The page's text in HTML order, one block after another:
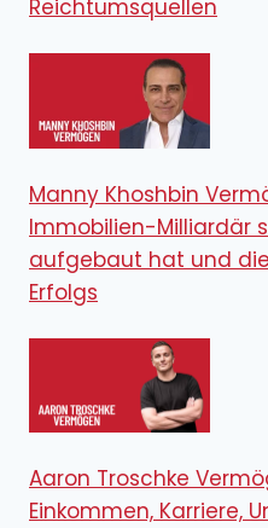
Reichtumsquellen
Manny Khoshbin
Immobilien-Milliardär
aufgebaut hat und
Erfolgs
Aaron Troschke
Einkommen, Karriere,